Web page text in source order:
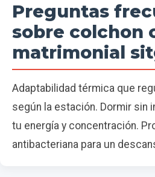
Preguntas
sobre colchon
matrimonial
Adaptabilidad térmica que
según la estación. Dormir sin
tu energía y concentración.
antibacteriana para un